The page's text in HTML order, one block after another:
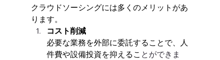
クラウドソーシングには多くのメリットがあ
ります。
コスト削減
必要な業務を外部に委託することで、人
件費や設備投資を抑えるこ とができま